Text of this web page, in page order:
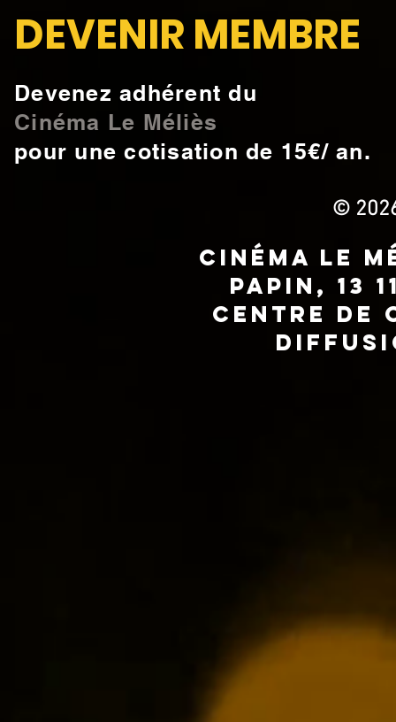
DEVENIR MEMBRE
Devenez adhérent du
Cinéma Le Méliès
pour une cotisation de 15€/ an.
©
Cinéma Le
Papin, 13
Centre de